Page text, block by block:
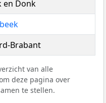
en Donk
Brabant
van alle
deze pagina over
te stellen.